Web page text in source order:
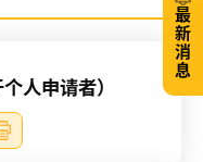
人申请者）
最
新
消
息